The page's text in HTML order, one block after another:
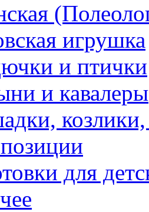
игрушка
и птички
и кавалеры
для